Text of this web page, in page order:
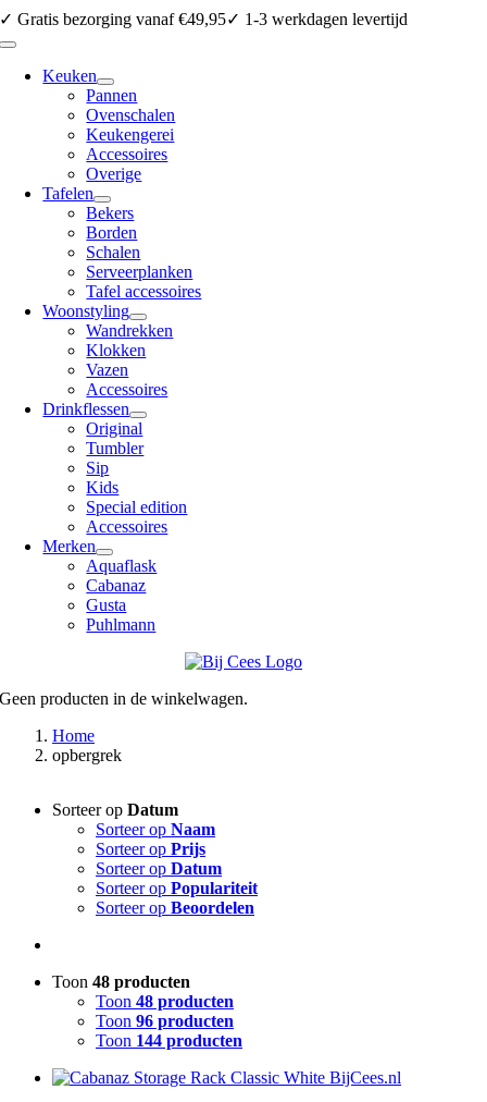
Ga
✓ Gratis bezorging vanaf €49,95✓ 1-3 werkdagen levertijd
Toggle
Navigation
Keuken
Pannen
Ovenschalen
Keukengerei
Accessoires
Overige
Tafelen
Bekers
Borden
Schalen
Serveerplanken
Tafel accessoires
Woonstyling
Wandrekken
Klokken
Vazen
Accessoires
Drinkflessen
Original
Tumbler
Sip
Kids
Special edition
Accessoires
Merken
Aquaflask
Cabanaz
Gusta
Puhlmann
Geen producten in de winkelwagen.
Home
opbergrek
Sorteer op Datum
Sorteer op Naam
Sorteer op Prijs
Sorteer op Datum
Sorteer op Populariteit
Sorteer op Beoordelen
Toon 48 producten
Toon 48 producten
Toon 96 producten
Toon 144 producten